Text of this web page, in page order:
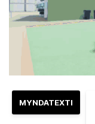
MYNDATEXTI